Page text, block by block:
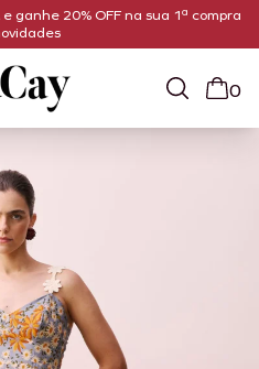
ganhe 20% OFF na sua 1ª compra
0